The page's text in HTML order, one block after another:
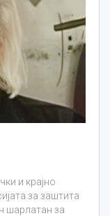
и крајно
за заштита
шарлатан за